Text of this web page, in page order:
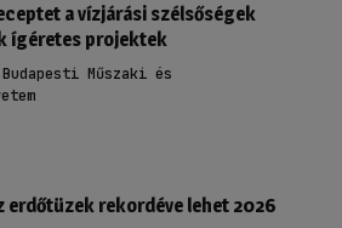
a vízjárási szélsőségek
ígéretes projektek
Budapesti Műszaki és
erdőtüzek rekordéve lehet 2026